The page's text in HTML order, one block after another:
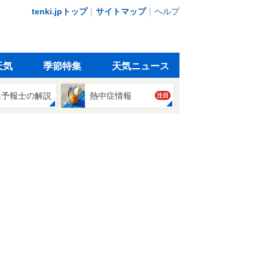
tenki.jpトップ｜ サイトマップ｜ ヘルプ
気 季節特集 天気ニュース
報士の解説 熱中症情報 注目